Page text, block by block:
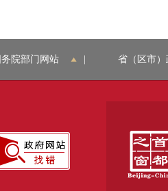
院部门网站 省（区市